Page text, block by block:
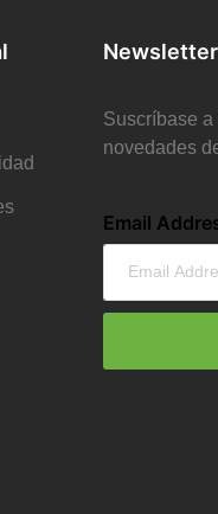
Newsletter
Suscríbase
novedades
Email